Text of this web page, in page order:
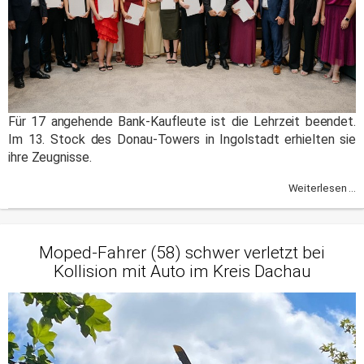
Für 17 angehende Bank-Kaufleute ist die Lehrzeit beendet.
Im 13. Stock des Donau-Towers in Ingolstadt erhielten sie
ihre Zeugnisse.
Weiterlesen ...
Moped-Fahrer (58) schwer verletzt bei
Kollision mit Auto im Kreis Dachau